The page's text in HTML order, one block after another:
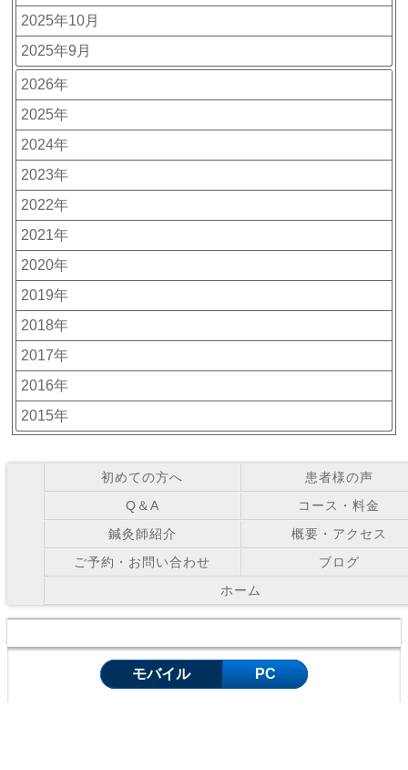
2025年10月
2025年9月
2026年
2025年
2024年
2023年
2022年
2021年
2020年
2019年
2018年
2017年
2016年
2015年
初めての方へ
患者様の声
Q＆A
コース・料金
鍼灸師紹介
概要・アクセス
ご予約・お問い合わせ
ブログ
ホーム
モバイル PC